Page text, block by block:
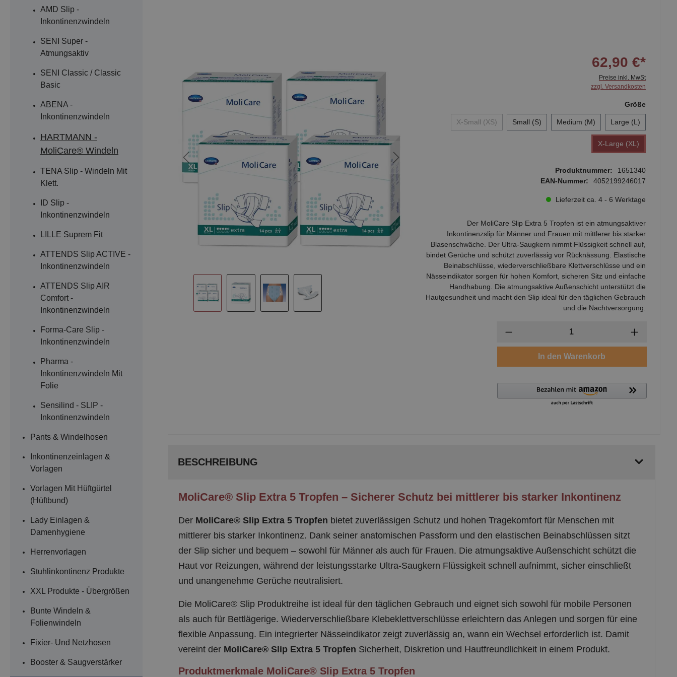
AMD Slip -
Inkontinenzwindeln
SENI Super -
Atmungsaktiv
SENI Classic / Classic
Basic
ABENA -
Inkontinenzwindeln
HARTMANN -
MoliCare® Windeln
TENA Slip - Windeln Mit
Klett.
ID Slip -
Inkontinenzwindeln
LILLE Suprem Fit
ATTENDS Slip ACTIVE -
Inkontinenzwindeln
ATTENDS Slip AIR
Comfort -
Inkontinenzwindeln
Forma-Care Slip -
Inkontinenzwindeln
Pharma -
Inkontinenzwindeln Mit
Folie
Sensilind - SLIP -
Inkontinenzwindeln
Pants & Windelhosen
Inkontinenzeinlagen &
Vorlagen
Vorlagen Mit Hüftgürtel
(Hüftbund)
Lady Einlagen &
Damenhygiene
Herrenvorlagen
Stuhlinkontinenz Produkte
XXL Produkte - Übergrößen
Bunte Windeln &
Folienwindeln
Fixier- Und Netzhosen
Booster & Saugverstärker
62,90 €*
Preise inkl. MwSt
zzgl. Versandkosten
Produktnummer:
1651340
EAN-Nummer:
4052199246017
Lieferzeit ca. 4 - 6 Werktage
Der MoliCare Slip Extra 5 Tropfen ist ein atmungsaktiver
Inkontinenzslip für Männer und Frauen mit mittlerer bis starker
Blasenschwäche. Der Ultra-Saugkern nimmt Flüssigkeit schnell auf,
bindet Gerüche und schützt zuverlässig vor Rücknässung. Elastische
Beinabschlüsse, wiederverschließbare Klettverschlüsse und ein
Nässeindikator sorgen für hohen Komfort, sicheren Sitz und einfache
Handhabung. Die atmungsaktive Außenschicht unterstützt die
Hautgesundheit und macht den Slip ideal für den täglichen Gebrauch
und die Nachtversorgung.
Größe
X-Small (XS) Small (S) Medium (M) Large (L)
X-Large (XL)
In den Warenkorb
BESCHREIBUNG
MoliCare® Slip Extra 5 Tropfen – Sicherer Schutz bei mittlerer bis starker Inkontinenz
Der MoliCare® Slip Extra 5 Tropfen bietet zuverlässigen Schutz und hohen Tragekomfort für Menschen mit
mittlerer bis starker Inkontinenz. Dank seiner anatomischen Passform und den elastischen Beinabschlüssen sitzt
der Slip sicher und bequem – sowohl für Männer als auch für Frauen. Die atmungsaktive Außenschicht schützt die
Haut vor Reizungen, während der leistungsstarke Ultra-Saugkern Flüssigkeit schnell aufnimmt, sicher einschließt
und unangenehme Gerüche neutralisiert.
Die MoliCare® Slip Produktreihe ist ideal für den täglichen Gebrauch und eignet sich sowohl für mobile Personen
als auch für Bettlägerige. Wiederverschließbare Klebeklettverschlüsse erleichtern das Anlegen und sorgen für eine
flexible Anpassung. Ein integrierter Nässeindikator zeigt zuverlässig an, wann ein Wechsel erforderlich ist. Damit
vereint der MoliCare® Slip Extra 5 Tropfen Sicherheit, Diskretion und Hautfreundlichkeit in einem Produkt.
Produktmerkmale MoliCare® Slip Extra 5 Tropfen